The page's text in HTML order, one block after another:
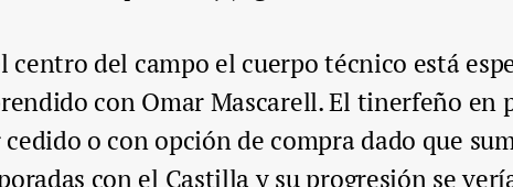
centro del campo el cuerpo técnico está
con Omar Mascarell. El tinerfeño en
o con opción de compra dado que
con el Castilla y su progresión se